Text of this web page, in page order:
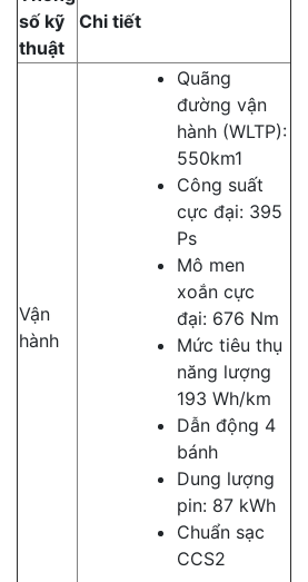
số kỹ
thuật
Chi tiết
Vận
hành
Quãng
đường vận
hành (WLTP):
550km1
Công suất
cực đại: 395
Ps
Mô men
xoắn cực
đại: 676 Nm
Mức tiêu thụ
năng lượng
193 Wh/km
Dẫn động 4
bánh
Dung lượng
pin: 87 kWh
Chuẩn sạc
CCS2